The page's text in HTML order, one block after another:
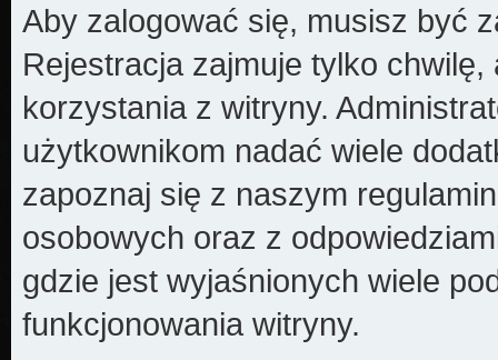
Aby zalogować się, musisz być
Rejestracja zajmuje tylko
korzystania z witryny.
użytkownikom nadać wiele
zapoznaj się z naszym
osobowych oraz z
gdzie jest wyjaśnionych wiele
funkcjonowania witryny.